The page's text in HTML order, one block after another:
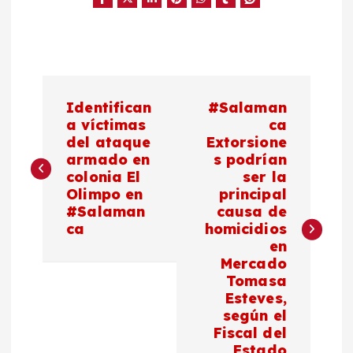
v
Identifican
a víctimas
del ataque
armado en
colonia El
Olimpo en
#Salaman
ca
#Salaman
ca
Extorsione
s podrían
ser la
principal
causa de
homicidios
en
Mercado
Tomasa
Esteves,
según el
Fiscal del